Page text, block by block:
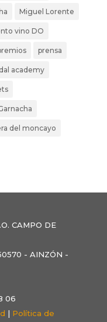
Miguel Lorente
vino DO
prensa
academy
del moncayo
CAMPO DE
- AINZÓN -
06
| Política de